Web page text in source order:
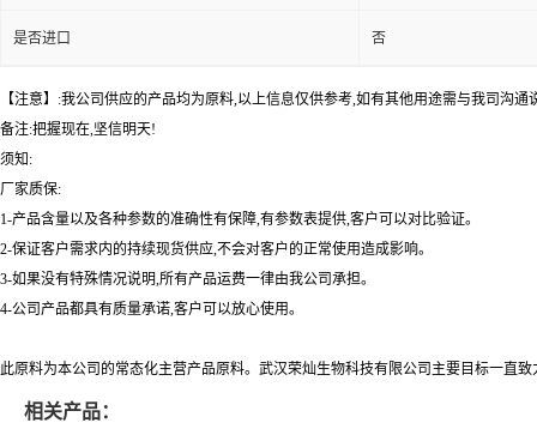
是否进口 否
【注意】:我公司供应的产品均为原料,以上信息仅供参考,如有其他用途需与我司沟
备注:把握现在,坚信明天!
须知:
厂家质保:
1-产品含量以及各种参数的准确性有保障,有参数表提供,客户可以对比验证。
2-保证客户需求内的持续现货供应,不会对客户的正常使用造成影响。
3-如果没有特殊情况说明,所有产品运费一律由我公司承担。
4-公司产品都具有质量承诺,客户可以放心使用。
此原料为本公司的常态化主营产品原料。武汉荣灿生物科技有限公司主要目标一直
相关产品：